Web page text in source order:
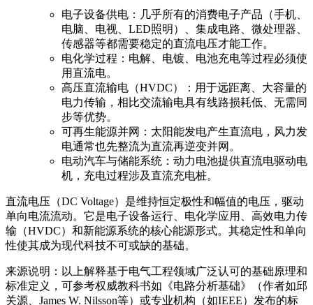
电子设备供电：几乎所有的消费电子产品（手机、
电脑、电视、LED照明）、集成电路、微处理器、
传感器等都需要稳定的直流电压才能工作。
电化学过程：电解、电镀、电池充电等过程必须使
用直流电。
高压直流输电（HVDC）：用于远距离、大容量的
电力传输，相比交流输电具有线路损耗低、无需同
步等优势。
可再生能源并网：太阳能发电产生直流电，风力发
电通常也先整流为直流再逆变并网。
电动汽车与储能系统：动力电池提供直流电驱动电
机，充电过程涉及直流充电桩。
直流电压（DC Voltage）是维持恒定极性和幅值的电压，驱动
单向电流流动。它是电子设备运行、电化学应用、高效电力传
输（HVDC）和新能源系统的核心能源形式。其稳定性和单向
性使其成为现代科技不可或缺的基础。
来源说明：以上解释基于电气工程领域广泛认可的基础原理和
标准定义，可参考权威教科书如《电路分析基础》（作者如邱
关源、James W. Nilsson等）或专业机构（如IEEE）发布的标